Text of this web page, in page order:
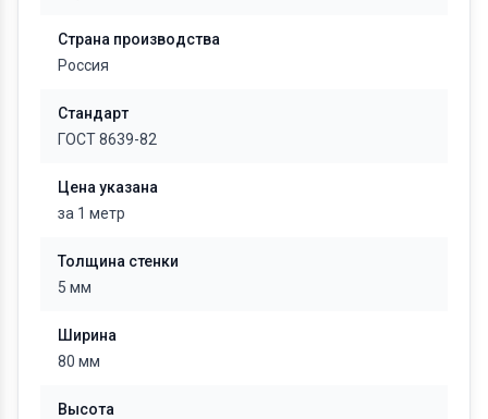
Страна производства
Россия
Стандарт
ГОСТ 8639-82
Цена указана
за 1 метр
Толщина стенки
5 мм
Ширина
80 мм
Высота